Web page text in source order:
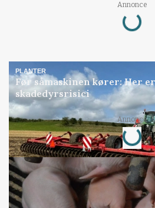
Annonce
Loading...
PLANTER
Før såmaskinen kører: Her
skadedyrsrisici
Annonce
Loading...